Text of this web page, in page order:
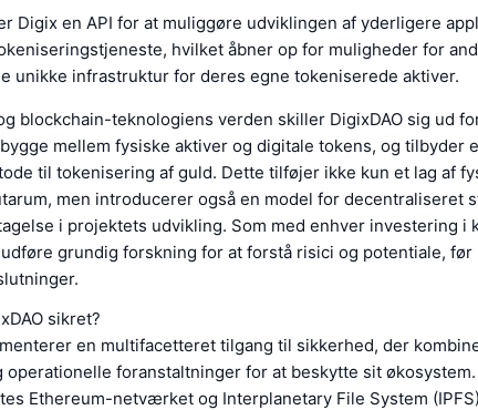
Digix en API for at muliggøre udviklingen af yderligere
hvilket åbner op for muligheder for
unikke infrastruktur for deres egne tokeniserede aktiver.
blockchain-teknologiens verden skiller DigixDAO sig ud
mellem fysiske aktiver og digitale tokens, og tilbyder
til tokenisering af guld. Dette tilføjer ikke kun et lag af
men introducerer også en model for decentraliseret
i projektets udvikling. Som med enhver investering i
grundig forskning for at forstå risici og potentiale,
sikret?
en multifacetteret tilgang til sikkerhed, der
operationelle foranstaltninger for at beskytte sit
Ethereum-netværket og Interplanetary File System